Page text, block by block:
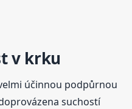
v krku
účinnou podpůrnou
suchostí